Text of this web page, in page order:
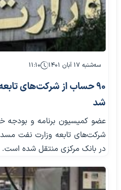
سه‌شنبه ۱۷ آبان ۱۴۰۱ ۱۱:۱۰
۹۰ حساب از شرکت‌های
شد
شرکت‌های تابعه وزارت نفت
در بانک مرکزی منتقل شده